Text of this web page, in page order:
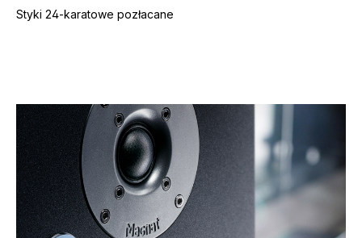
Styki 24-karatowe pozłacane